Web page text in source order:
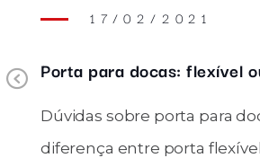
Previous
17/02/2021
Porta para docas: flexível
Dúvidas sobre porta para
diferença entre porta